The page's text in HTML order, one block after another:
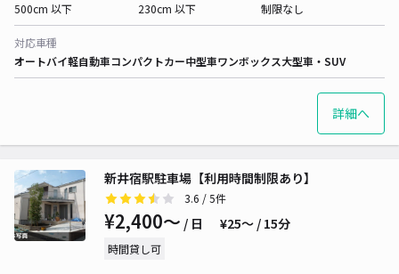
500cm 以下
230cm 以下
制限なし
対応車種
オートバイ軽自動車コンパクトカー中型車ワンボックス大型車・SUV
詳細へ
新井宿駅駐車場【利用時間制限あり】
3.6 / 5件
¥2,400〜 / 日 ¥25〜 / 15分
時間貸し可